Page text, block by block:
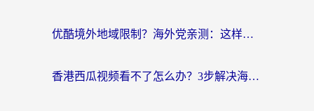
优酷境外地域限制？海外党亲测：这样看国内剧再也不卡（附3个实用场景解决）
香港西瓜视频看不了怎么办？3步解决海外追剧难题，附靠谱加速器推荐